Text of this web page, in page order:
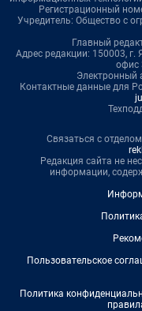
Регистрационный
Учредитель: Общество с
Главный
Адрес редакции: 150003, г.
офис
Электронный
Контактные данные для
Связаться с
Редакция сайта не
информации,
Пользовательское
Политика